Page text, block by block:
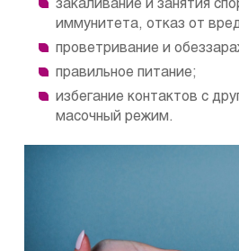
закаливание и занятия
иммунитета, отказ от
проветривание и
правильное питание;
избегание контактов с
масочный режим.